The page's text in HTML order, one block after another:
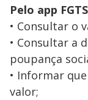
Pelo app
• Consultar o
• Consultar a
poupança
• Informar
valor;